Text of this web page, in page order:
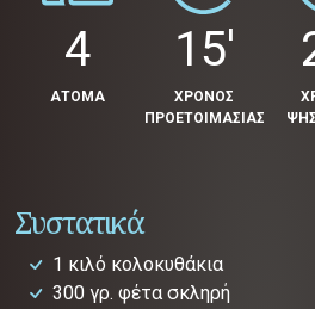
4
ΑΤΟΜΑ
15'
ΧΡΟΝΟΣ
ΠΡΟΕΤΟΙΜΑΣΙΑΣ
Συστατικά
1 κιλό κολοκυθάκια
300 γρ. φέτα σκληρή